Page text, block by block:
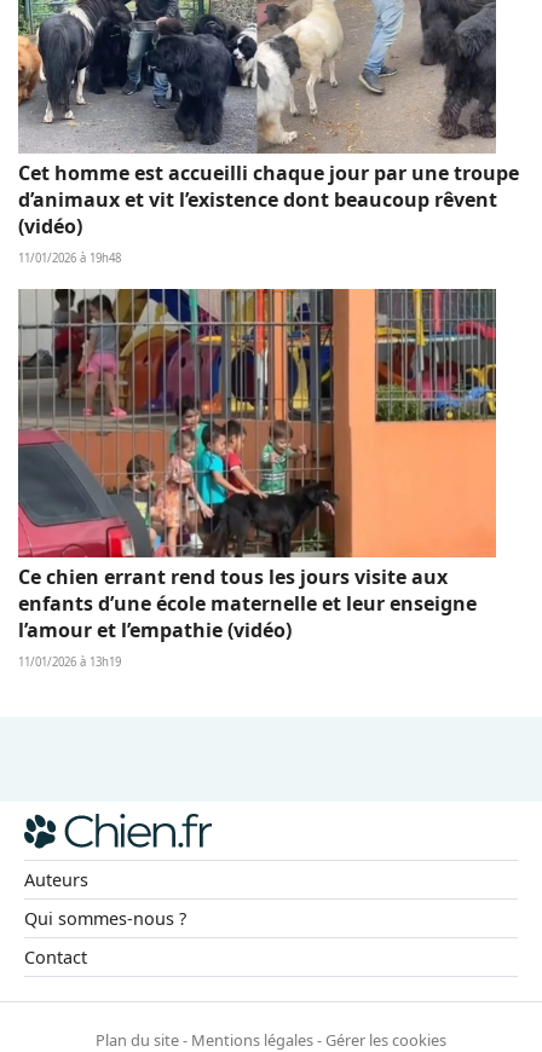
Cet homme est accueilli chaque jour par une troupe
d’animaux et vit l’existence dont beaucoup rêvent
(vidéo)
11/01/2026 à 19h48
Ce chien errant rend tous les jours visite aux
enfants d’une école maternelle et leur enseigne
l’amour et l’empathie (vidéo)
11/01/2026 à 13h19
Auteurs
Qui sommes-nous ?
Contact
Plan du site- Mentions légales-Gérer les cookies